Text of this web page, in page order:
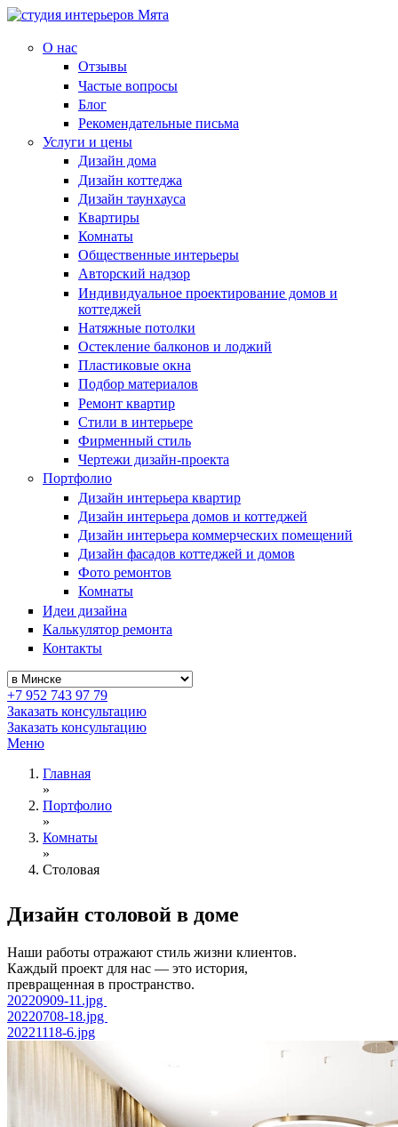
О нас
Отзывы
Частые вопросы
Блог
Рекомендательные письма
Услуги и цены
Дизайн дома
Дизайн коттеджа
Дизайн таунхауса
Квартиры
Комнаты
Общественные интерьеры
Авторский надзор
Индивидуальное проектирование домов и
коттеджей
Натяжные потолки
Остекление балконов и лоджий
Пластиковые окна
Подбор материалов
Ремонт квартир
Стили в интерьере
Фирменный стиль
Чертежи дизайн-проекта
Портфолио
Дизайн интерьера квартир
Дизайн интерьера домов и коттеджей
Дизайн интерьера коммерческих помещений
Дизайн фасадов коттеджей и домов
Фото ремонтов
Комнаты
Идеи дизайна
Калькулятор ремонта
Контакты
+7 952 743 97 79
Заказать консультацию
Заказать консультацию
Меню
Главная
»
Портфолио
»
Комнаты
»
Столовая
Дизайн столовой в доме
Наши работы отражают стиль жизни клиентов.
Каждый проект для нас — это история,
превращенная в пространство.
20220909-11.jpg
20220708-18.jpg
20221118-6.jpg